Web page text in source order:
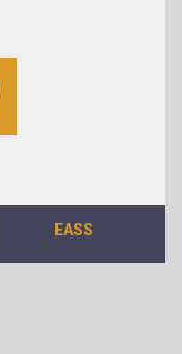
EASS